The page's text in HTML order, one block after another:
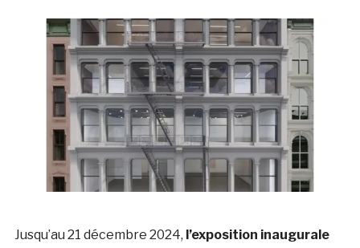
Jusqu’au 21 décembre 2024, l’exposition inaugurale